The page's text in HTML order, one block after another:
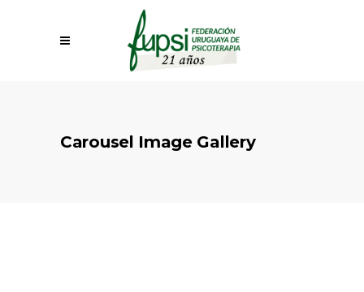
Carousel Image Gallery